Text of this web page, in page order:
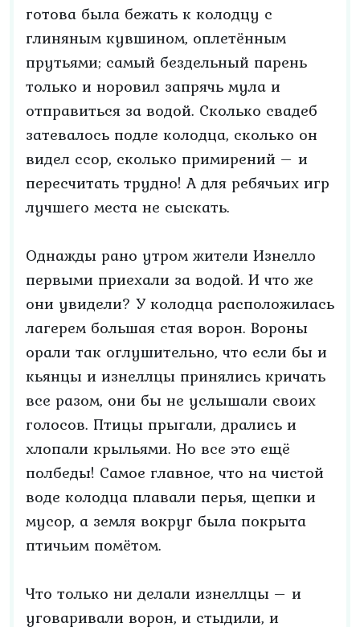
готова была бежать к колодцу с
глиняным кувшином, оплетённым
прутьями; самый бездельный парень
только и норовил запрячь мула и
отправиться за водой. Сколько свадеб
затевалось подле колодца, сколько он
видел ссор, сколько примирений – и
пересчитать трудно! А для ребячьих игр
лучшего места не сыскать.
Однажды рано утром жители Изнелло
первыми приехали за водой. И что же
они увидели? У колодца расположилась
лагерем большая стая ворон. Вороны
орали так оглушительно, что если бы и
кьянцы и изнеллцы принялись кричать
все разом, они бы не услышали своих
голосов. Птицы прыгали, дрались и
хлопали крыльями. Но все это ещё
полбеды! Самое главное, что на чистой
воде колодца плавали перья, щепки и
мусор, а земля вокруг была покрыта
птичьим помётом.
Что только ни делали изнеллцы – и
уговаривали ворон, и стыдили, и